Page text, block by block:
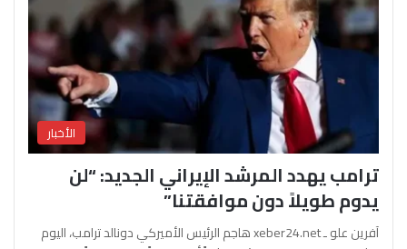
الأخبار
ترامب يهدد المرشد الإيراني الجديد: “لن
يدوم طويلاً دون موافقتنا”
آفرين علو ـ xeber24.net هاجم الرئيس الأميركي دونالد ترامب، اليوم